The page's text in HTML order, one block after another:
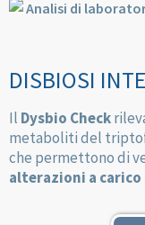
DISBIOSI
Il Dysbio Check
metaboliti del
che permettono di
alterazioni a